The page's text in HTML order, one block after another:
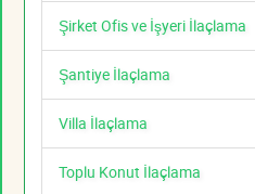
Şirket Ofis ve İşyeri İlaçlama
Şantiye İlaçlama
Villa İlaçlama
Toplu Konut İlaçlama